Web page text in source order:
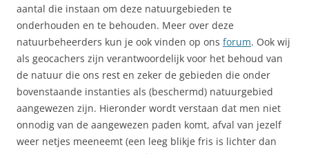
aantal die instaan om deze natuurgebieden te
onderhouden en te behouden. Meer over deze
natuurbeheerders kun je ook vinden op ons forum. Ook wij
als geocachers zijn verantwoordelijk voor het behoud van
de natuur die ons rest en zeker de gebieden die onder
bovenstaande instanties als (beschermd) natuurgebied
aangewezen zijn. Hieronder wordt verstaan dat men niet
onnodig van de aangewezen paden komt, afval van jezelf
weer netjes meeneemt (een leeg blikje fris is lichter dan